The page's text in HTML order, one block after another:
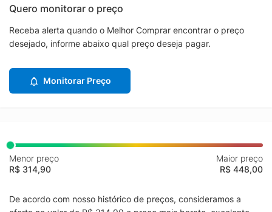
Quero monitorar o preço
Receba alerta quando o Melhor Comprar encontrar o preço
desejado, informe abaixo qual preço deseja pagar.
Monitorar Preço
Menor preço
R$ 314,90
Maior preço
R$ 448,00
De acordo com nosso histórico de preços, consideramos a